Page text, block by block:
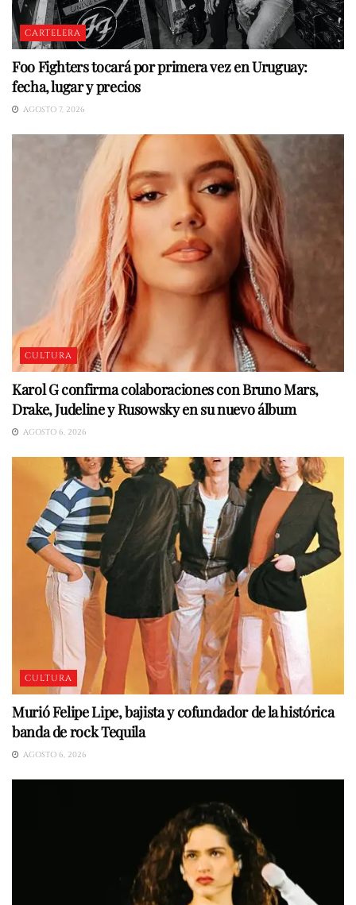
CARTELERA
Foo Fighters tocará por primera vez en Uruguay:
fecha, lugar y precios
AGOSTO 7, 2026
CULTURA
Karol G confirma colaboraciones con Bruno Mars,
Drake, Judeline y Rusowsky en su nuevo álbum
AGOSTO 6, 2026
CULTURA
Murió Felipe Lipe, bajista y cofundador de la histórica
banda de rock Tequila
AGOSTO 6, 2026